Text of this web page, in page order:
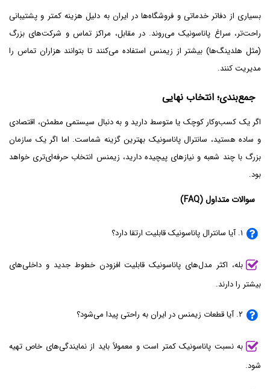
بسیاری از دفاتر خدماتی و فروشگاه‌ها در ایران به دلیل هزینه کمتر و پشتیبانی
راحت‌تر، سراغ پاناسونیک می‌روند. در مقابل، مراکز تماس و شرکت‌های بزرگ
(مثل هلدینگ‌ها) بیشتر از زیمنس استفاده می‌کنند تا بتوانند هزاران تماس را
مدیریت کنند.
جمع‌بندی؛ انتخاب نهایی
اگر یک کسب‌وکار کوچک یا متوسط دارید و به دنبال سیستمی مطمئن، اقتصادی
و ساده هستید، سانترال پاناسونیک بهترین گزینه شماست. اما اگر یک سازمان
بزرگ با چند شعبه و نیازهای پیچیده دارید، زیمنس انتخاب حرفه‌ای‌تری خواهد
بود.
سوالات متداول (FAQ)
۱. آیا سانترال پاناسونیک قابلیت ارتقا دارد؟
بله، اکثر مدل‌های پاناسونیک قابلیت افزودن خطوط جدید و داخلی‌های
بیشتر را دارند.
۲. آیا قطعات زیمنس در ایران به راحتی پیدا می‌شود؟
به نسبت پاناسونیک کمتر است و معمولاً باید از نمایندگی‌های خاص تهیه
شود.